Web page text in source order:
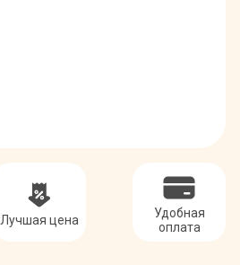
Лучшая цена
Удобная
оплата